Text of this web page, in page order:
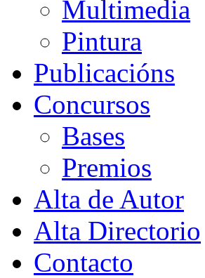
Multimedia
Pintura
Publicacións
Concursos
Bases
Premios
Alta de Autor
Alta Directorio
Contacto